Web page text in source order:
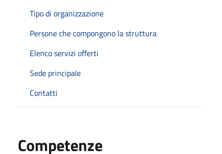
Tipo di organizzazione
Persone che compongono la struttura
Elenco servizi offerti
Sede principale
Contatti
Competenze